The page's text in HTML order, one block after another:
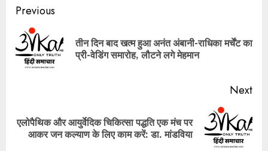
Post
navigation
Previous
तीन दिन बाद खत्म हुआ अनंत अंबानी-राधिका मर्चेंट का
प्री-वेडिंग समारोह, लौटने लगे मेहमान
Next
Next
post:
एलोपैथिक और आयुर्वेदिक चिकित्सा पद्धति एक मंच पर
आकर जन कल्याण के लिए काम करें: डा. मांडविया